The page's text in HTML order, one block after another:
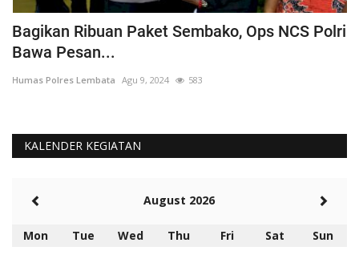
PolriPOLSEK BUYASURI MENYELESAIKAN
SENJUMLAH PERMASALAHAN DI...
Humas Polres Lembata Des 4, 2019
KALENDER KEGIATAN
August 2026
Mon Tue Wed Thu Fri Sat
Sun